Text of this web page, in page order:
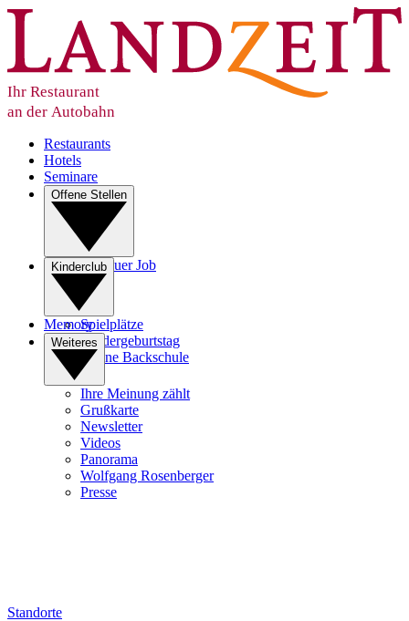
Ihr Restaurant
an der Autobahn
Restaurants
Hotels
Seminare
Offene Stellen
Ihr neuer Job
Lehre
Kinderclub
Spielplätze
Kindergeburtstag
Kleine Backschule
Memory
Weiteres
Ihre Meinung zählt
Grußkarte
Newsletter
Videos
Panorama
Wolfgang Rosenberger
Presse
Standorte